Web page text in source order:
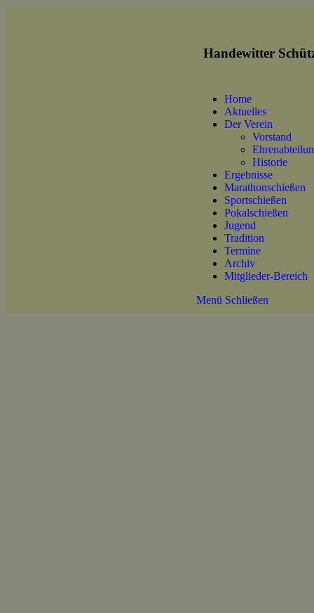
Handewitter
Home
Aktuelles
Der Verein
Vorstand
Historie
Ergebnisse
Marathonschießen
Sportschießen
Pokalschießen
Jugend
Tradition
Termine
Archiv
Mitglieder-Bereich
Menü Schließen